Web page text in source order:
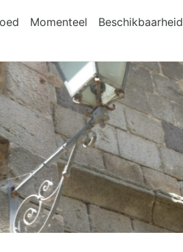
Momenteel Beschikbaarheid